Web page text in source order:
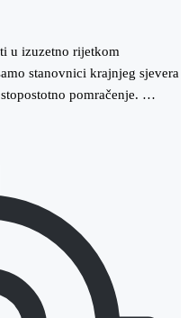
u izuzetno rijetkom
stanovnici krajnjeg sjevera
pomračenje. …